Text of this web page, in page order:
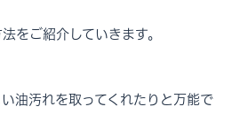
をご紹介していきます。
油汚れを取ってくれたりと万能で